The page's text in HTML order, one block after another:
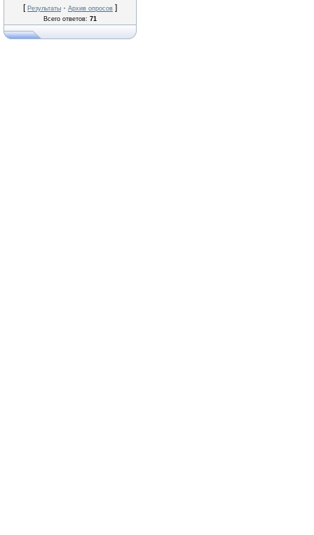
[ Результаты · Архив опросов ]
Всего ответов: 71